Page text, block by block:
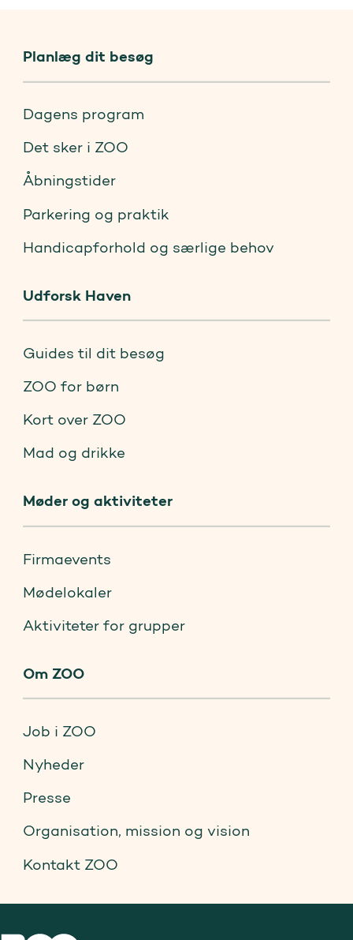
Planlæg dit besøg
Dagens program
Det sker i ZOO
Åbningstider
Parkering og praktik
Handicapforhold og særlige behov
Udforsk Haven
Guides til dit besøg
ZOO for børn
Kort over ZOO
Mad og drikke
Møder og aktiviteter
Firmaevents
Mødelokaler
Aktiviteter for grupper
Om ZOO
Job i ZOO
Nyheder
Presse
Organisation, mission og vision
Kontakt ZOO